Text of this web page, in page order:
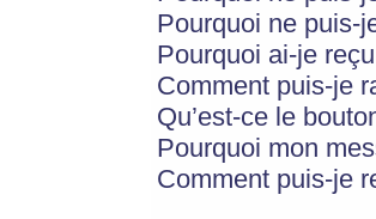
Pourquoi ne puis-
Pourquoi ai-je
Comment puis-je
Qu’est-ce le
Pourquoi mon
Comment puis-je